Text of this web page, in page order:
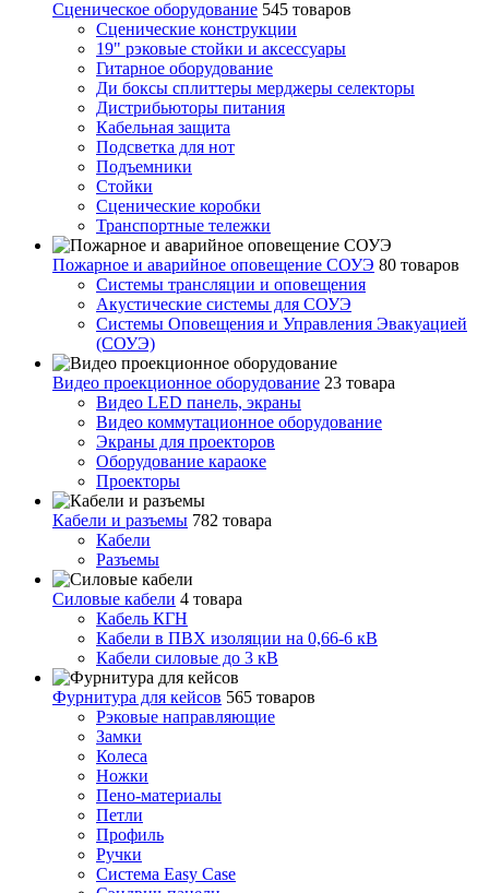
Сценическое оборудование 545 товаров
Сценические конструкции
19" рэковые стойки и аксесcуары
Гитарное оборудование
Ди боксы сплиттеры мерджеры селекторы
Дистрибьюторы питания
Кабельная защита
Подсветка для нот
Подъемники
Стойки
Сценические коробки
Транспортные тележки
Пожарное и аварийное оповещение СОУЭ 80 товаров
Cистемы трансляции и оповещения
Акустические системы для СОУЭ
Системы Оповещения и Управления Эвакуацией
(СОУЭ)
Видео проекционное оборудование 23 товара
Видео LED панель, экраны
Видео коммутационное оборудование
Экраны для проекторов
Оборудование караоке
Проекторы
Кабели и разъемы 782 товара
Кабели
Разъемы
Силовые кабели 4 товара
Кабель КГН
Кабели в ПВХ изоляции на 0,66-6 кВ
Кабели силовые до 3 кВ
Фурнитура для кейсов 565 товаров
Рэковые направляющие
Замки
Колеса
Ножки
Пено-материалы
Петли
Профиль
Ручки
Система Easy Case